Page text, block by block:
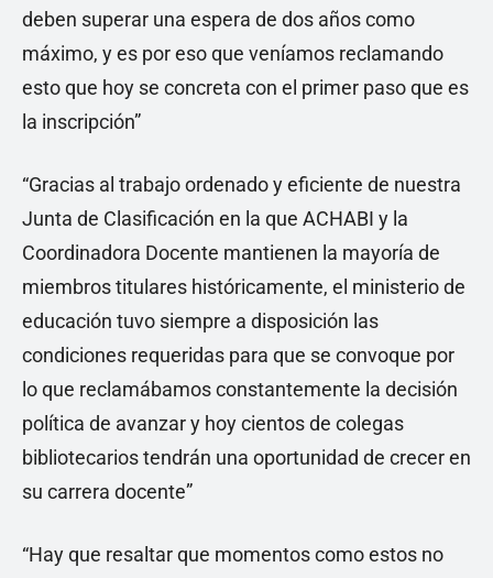
deben superar una espera de dos años como
máximo, y es por eso que veníamos reclamando
esto que hoy se concreta con el primer paso que es
la inscripción”
“Gracias al trabajo ordenado y eficiente de nuestra
Junta de Clasificación en la que ACHABI y la
Coordinadora Docente mantienen la mayoría de
miembros titulares históricamente, el ministerio de
educación tuvo siempre a disposición las
condiciones requeridas para que se convoque por
lo que reclamábamos constantemente la decisión
política de avanzar y hoy cientos de colegas
bibliotecarios tendrán una oportunidad de crecer en
su carrera docente”
“Hay que resaltar que momentos como estos no